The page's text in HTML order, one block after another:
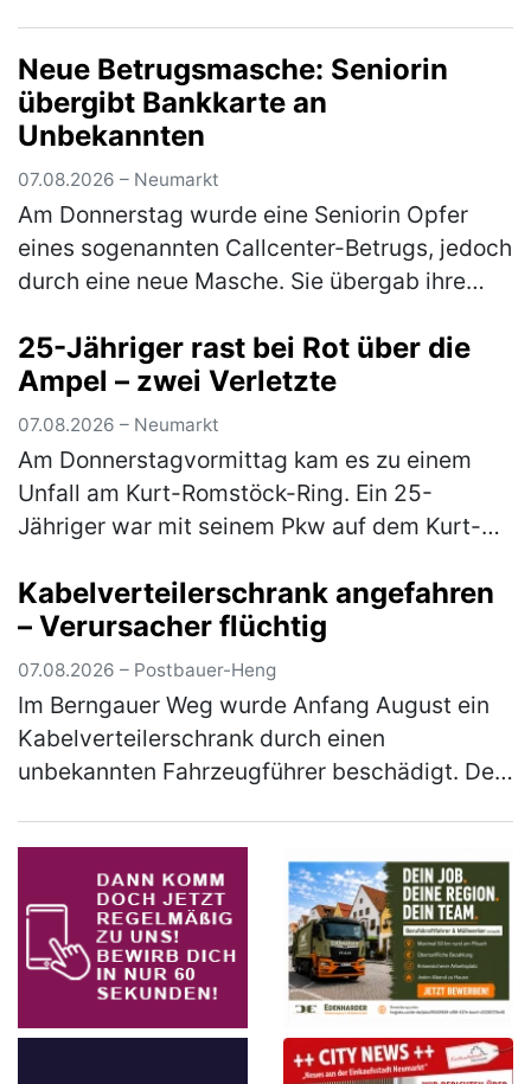
Neue Betrugsmasche: Seniorin
übergibt Bankkarte an
Unbekannten
07.08.2026 – Neumarkt
Am Donnerstag wurde eine Seniorin Opfer
eines sogenannten Callcenter-Betrugs, jedoch
durch eine neue Masche. Sie übergab ihre
Person. Anschließend kam es zu einer…
(mehr)
25-Jähriger rast bei Rot über die
Ampel – zwei Verletzte
07.08.2026 – Neumarkt
Am Donnerstagvormittag kam es zu einem
Unfall am Kurt-Romstöck-Ring. Ein 25-
Jähriger war mit seinem Pkw auf dem Kurt-
Kreuzung mit der Ringstraße/St-Florian-
Straß…(mehr)
Kabelverteilerschrank angefahren
– Verursacher flüchtig
07.08.2026 – Postbauer-Heng
Im Berngauer Weg wurde Anfang August ein
Kabelverteilerschrank durch einen
unbekannten Fahrzeugführer beschädigt. Der